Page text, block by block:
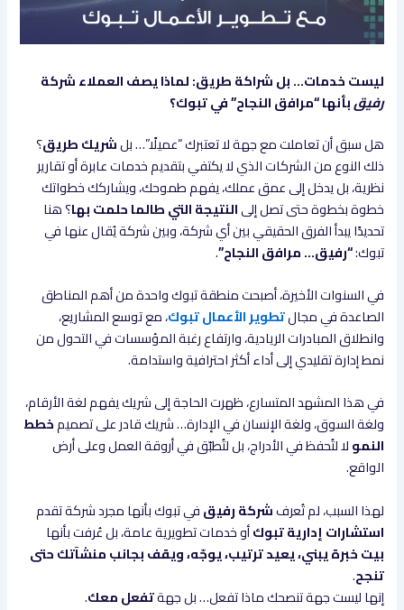
ليست خدمات… بل شراكة طريق: لماذا يصف العملاء شركة
رفيقبأنها “مرافق النجاح” في تبوك؟
هل سبق أن تعاملت مع جهة لا تعتبرك “عميلًا”… بلشريك طريق؟
ذلك النوع من الشركات الذي لا يكتفي بتقديم خدمات عابرة أو تقارير
نظرية، بل يدخل إلى عمق عملك، يفهم طموحك، ويشاركك خطواتك
خطوة بخطوة حتى تصل إلىالنتيجة التي طالما حلمت بها؟ هنا
تحديدًا يبدأ الفرق الحقيقي بين أي شركة، وبين شركة يُقال عنها في
تبوك:“رفيق… مرافق النجاح”.
في السنوات الأخيرة، أصبحت منطقة تبوك واحدة من أهم المناطق
الصاعدة في مجالتطوير الأعمال تبوك، مع توسع المشاريع،
وانطلاق المبادرات الريادية، وارتفاع رغبة المؤسسات في التحول من
نمط إدارة تقليدي إلى أداء أكثر احترافية واستدامة.
في هذا المشهد المتسارع، ظهرت الحاجة إلى شريك يفهم لغة الأرقام،
ولغة السوق، ولغة الإنسان في الإدارة… شريك قادر على تصميمخطط
النمولا لتُحفظ في الأدراج، بل لتُطبّق في أروقة العمل وعلى أرض
الواقع.
لهذا السبب، لم تُعرفشركة رفيقفي تبوك بأنها مجرد شركة تقدم
استشارات إدارية تبوكأو خدمات تطويرية عامة، بل عُرفت بأنها
بيت خبرة يبني، يعيد ترتيب، يوجّه، ويقف بجانب منشآتك حتى
تنجح.
إنها ليست جهة تنصحك ماذا تفعل… بل جهةتفعل معك.